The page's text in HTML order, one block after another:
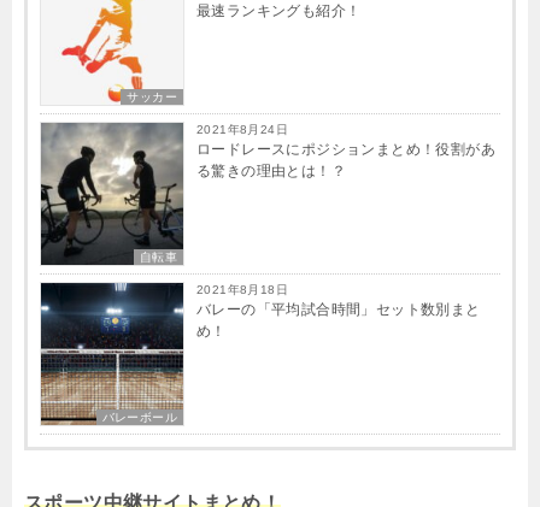
サッカー
最速ランキングも紹介！
自転車
2021年8月24日
ロードレースにポジションまとめ！役割があ
る驚きの理由とは！？
バレーボール
2021年8月18日
バレーの「平均試合時間」セット数別まと
め！
スポーツ中継サイトまとめ！